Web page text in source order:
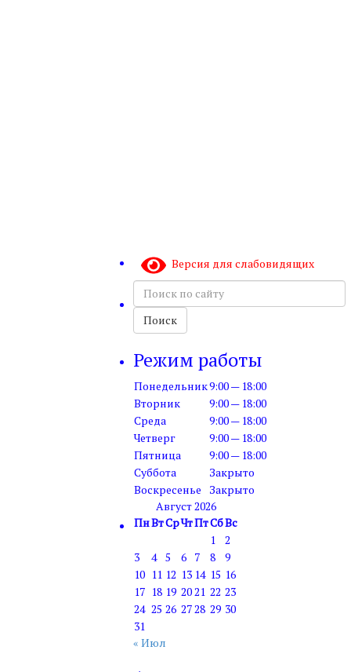
Версия для слабовидящих
Поиск
по
сайту
Поиск
Режим работы
Понедельник9:00 — 18:00
Вторник
9:00 — 18:00
Среда
9:00 — 18:00
Четверг
9:00 — 18:00
Пятница
9:00 — 18:00
Суббота
Закрыто
Воскресенье
Закрыто
Август 2026
ПнВтСрЧтПтСбВс
1
2
3
4 5 6 7 8
9
10 11 12 13 14 15 16
17 18 19 2021 22 23
24 25 26 2728 29 30
31
« Июл